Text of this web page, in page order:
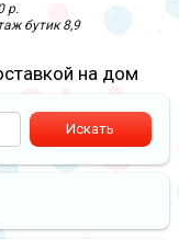
р.
бутик 8,9
на дом